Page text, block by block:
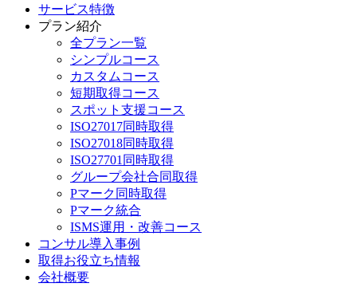
サービス特徴
プラン紹介
全プラン一覧
シンプルコース
カスタムコース
短期取得コース
スポット支援コース
ISO27017同時取得
ISO27018同時取得
ISO27701同時取得
グループ会社合同取得
Pマーク同時取得
Pマーク統合
ISMS運用・改善コース
コンサル導入事例
取得お役立ち情報
会社概要